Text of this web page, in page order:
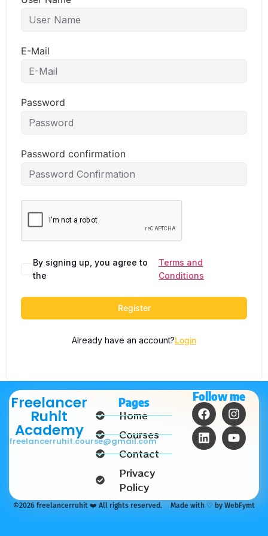
E-Mail
Password
Password confirmation
By signing up, you agree to
the
Terms and
Conditions
Register
Already have an account?Login
Freelancer
Ruhit
Academy
freelancerruhit.course@gmail.com
Pages
Home
Courses
Contact
Privacy
Policy
Follow me
©2026 freelancerruhit ❤️ All rights reserved. Made with ♡ by WebFymt